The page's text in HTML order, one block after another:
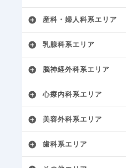
add_circle 産科・婦人科系エリア
add_circle 乳腺科系エリア
add_circle 脳神経外科系エリア
add_circle 心療内科系エリア
add_circle 美容外科系エリア
add_circle 歯科系エリア